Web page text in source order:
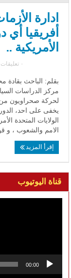
ادارة
أفريقيا أي
الأمريكية ..
٠ تعليقات
بقلم: الباحث
مركز الدراسات
لحركة صحراويون من
يخفى على احد،
الولايات المتحدة
الامم والشعوب ، و
إقرأ المزيد
قناة اليوتيوب
00:00